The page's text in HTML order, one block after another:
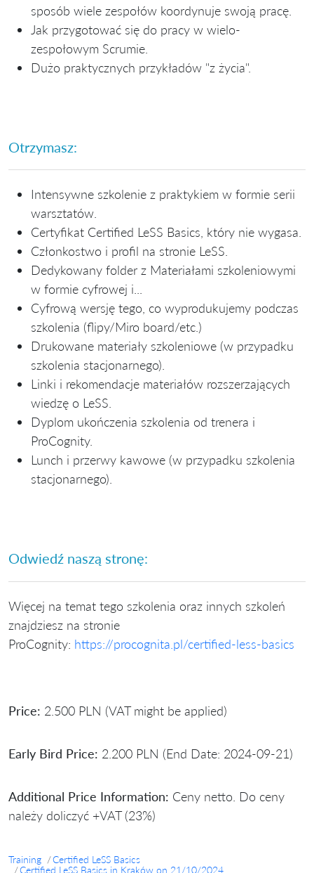
sposób wiele zespołów koordynuje swoją pracę.
Jak przygotować się do pracy w wielo-
zespołowym Scrumie.
Dużo praktycznych przykładów "z życia".
Otrzymasz:
Intensywne szkolenie z praktykiem w formie serii
warsztatów.
Certyfikat Certified LeSS Basics, który nie wygasa.
Członkostwo i profil na stronie LeSS.
Dedykowany folder z Materiałami szkoleniowymi
w formie cyfrowej i...
Cyfrową wersję tego, co wyprodukujemy podczas
szkolenia (flipy/Miro board/etc.)
Drukowane materiały szkoleniowe (w przypadku
szkolenia stacjonarnego).
Linki i rekomendacje materiałów rozszerzających
wiedzę o LeSS.
Dyplom ukończenia szkolenia od trenera i
ProCognity.
Lunch i przerwy kawowe (w przypadku szkolenia
stacjonarnego).
Odwiedź naszą stronę:
Więcej na temat tego szkolenia oraz innych szkoleń
znajdziesz na stronie
ProCognity: https://procognita.pl/certified-less-basics
Price: 2.500 PLN (VAT might be applied)
Early Bird Price: 2.200 PLN (End Date: 2024-09-21)
Additional Price Information: Ceny netto. Do ceny
należy doliczyć +VAT (23%)
Training
Certified LeSS Basics
Certified LeSS Basics in Kraków on 21/10/2024